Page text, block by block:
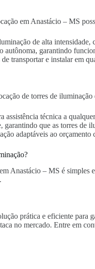
em Anastácio – MS
de alta intensidade,
autônoma, garantindo
transportar e instalar em
de torres de
assistência técnica a
garantindo que as torres de
adaptáveis ao orçamento
Anastácio – MS é
prática e eficiente para
no mercado. Entre em